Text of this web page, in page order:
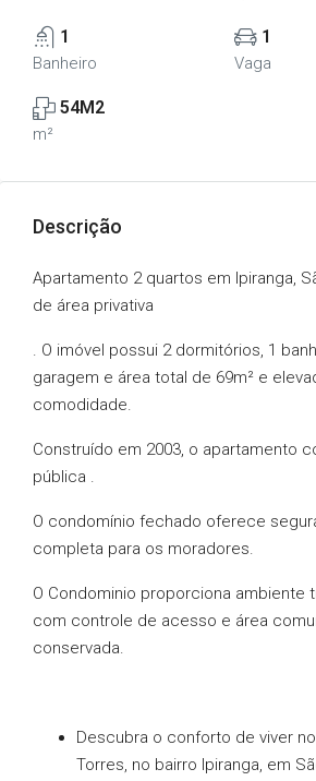
1
Banheiro
1
Vaga
54M2
m²
Descrição
Apartamento 2 quartos em Ipiranga,
de área privativa
. O imóvel possui 2 dormitórios, 1
garagem e área total de 69m² e
comodidade.
Construído em 2003, o apartamento
pública .
O condomínio fechado oferece
completa para os moradores.
O Condominio proporciona ambiente
com controle de acesso e área
conservada.
Descubra o conforto de viver
Torres, no bairro Ipiranga, em